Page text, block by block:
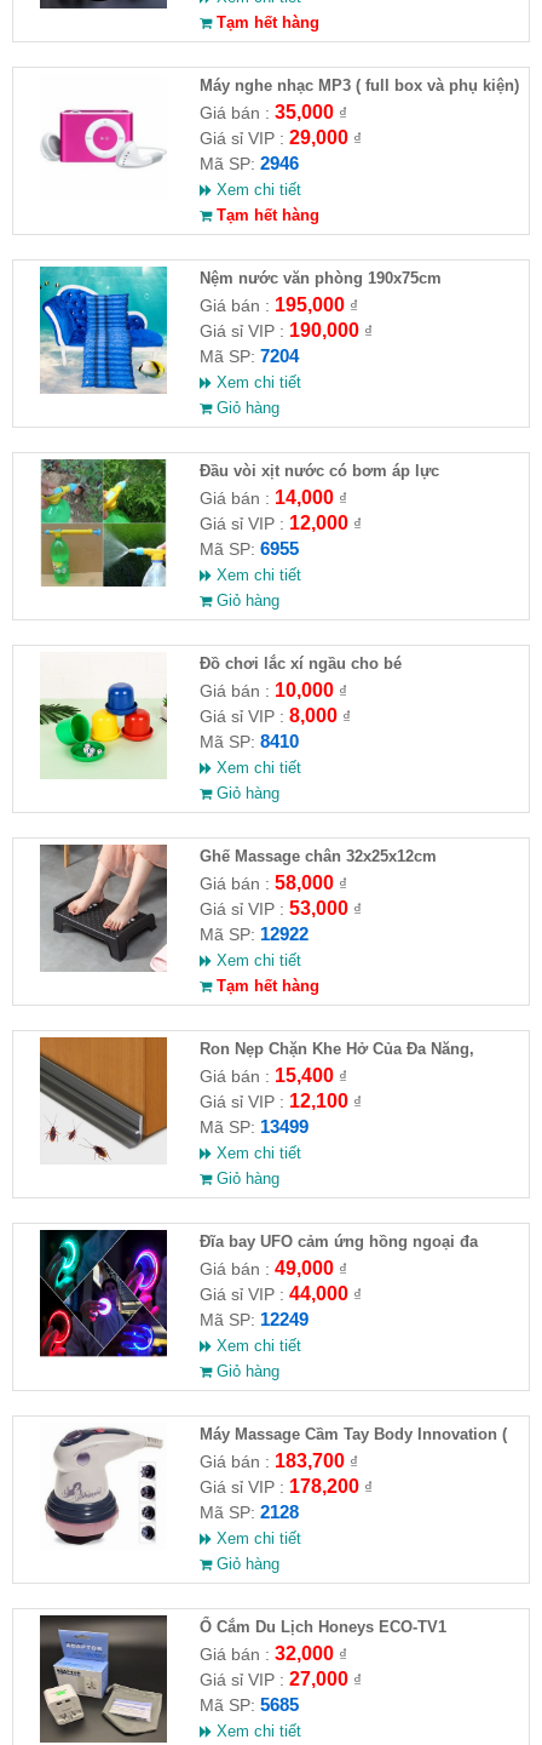
Tạm hết hàng
Máy nghe nhạc MP3 ( full box và phụ kiện)
Giá bán : 35,000₫
Giá sỉ VIP : 29,000₫
Mã SP: 2946
Xem chi tiết
Tạm hết hàng
Nệm nước văn phòng 190x75cm
Giá bán : 195,000₫
Giá sỉ VIP : 190,000₫
Mã SP: 7204
Xem chi tiết
Giỏ hàng
Đầu vòi xịt nước có bơm áp lực
Giá bán : 14,000₫
Giá sỉ VIP : 12,000₫
Mã SP: 6955
Xem chi tiết
Giỏ hàng
Đồ chơi lắc xí ngầu cho bé
Giá bán : 10,000₫
Giá sỉ VIP : 8,000₫
Mã SP: 8410
Xem chi tiết
Giỏ hàng
Ghế Massage chân 32x25x12cm
Giá bán : 58,000₫
Giá sỉ VIP : 53,000₫
Mã SP: 12922
Xem chi tiết
Tạm hết hàng
Ron Nẹp Chặn Khe Hở Của Đa Năng,
Chống Côn Trùng( HĐ )
Giá bán : 15,400₫
Giá sỉ VIP : 12,100₫
Mã SP: 13499
Xem chi tiết
Giỏ hàng
Đĩa bay UFO cảm ứng hồng ngoại đa
chiều tự động bay về
Giá bán : 49,000₫
Giá sỉ VIP : 44,000₫
Mã SP: 12249
Xem chi tiết
Giỏ hàng
Máy Massage Cầm Tay Body Innovation (
HĐ )
Giá bán : 183,700₫
Giá sỉ VIP : 178,200₫
Mã SP: 2128
Xem chi tiết
Giỏ hàng
Ổ Cắm Du Lịch Honeys ECO-TV1
Giá bán : 32,000₫
Giá sỉ VIP : 27,000₫
Mã SP: 5685
Xem chi tiết